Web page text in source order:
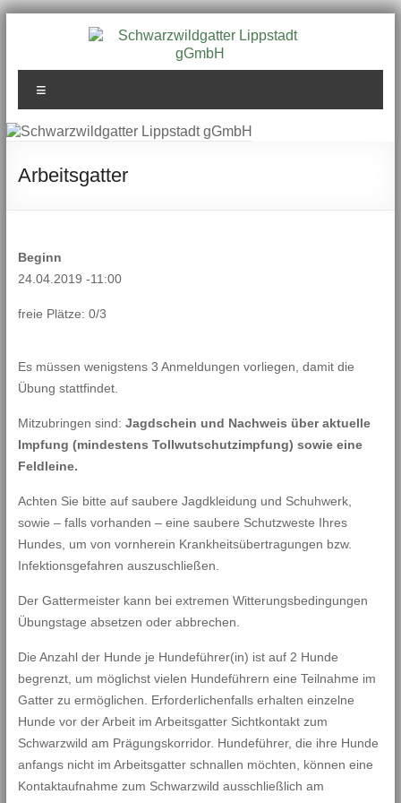
Schwarzwildgatter
Lippstadt gGmbH
Arbeitsgatter
Beginn
24.04.2019 -11:00
freie Plätze: 0/3
Es müssen wenigstens 3 Anmeldungen vorliegen, damit die
Übung stattfindet.
Mitzubringen sind: Jagdschein und Nachweis über aktuelle
Impfung (mindestens Tollwutschutzimpfung) sowie eine
Feldleine.
Achten Sie bitte auf saubere Jagdkleidung und Schuhwerk,
sowie – falls vorhanden – eine saubere Schutzweste Ihres
Hundes, um von vornherein Krankheitsübertragungen bzw.
Infektionsgefahren auszuschließen.
Der Gattermeister kann bei extremen Witterungsbedingungen
Übungstage absetzen oder abbrechen.
Die Anzahl der Hunde je Hundeführer(in) ist auf 2 Hunde
begrenzt, um möglichst vielen Hundeführern eine Teilnahme im
Gatter zu ermöglichen. Erforderlichenfalls erhalten einzelne
Hunde vor der Arbeit im Arbeitsgatter Sichtkontakt zum
Schwarzwild am Prägungskorridor. Hundeführer, die ihre Hunde
anfangs nicht im Arbeitsgatter schnallen möchten, können eine
Kontaktaufnahme zum Schwarzwild ausschließlich am